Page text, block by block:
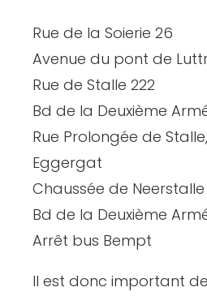
Rue de la Soierie 26
Avenue du pont de
Rue de Stalle 222
Bd de la Deuxième
Rue Prolongée de
Eggergat
Chaussée de Neerstalle
Bd de la Deuxième
Arrêt bus Bempt
Il est donc important